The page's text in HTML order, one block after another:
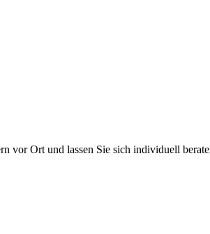
vor Ort und lassen Sie sich individuell